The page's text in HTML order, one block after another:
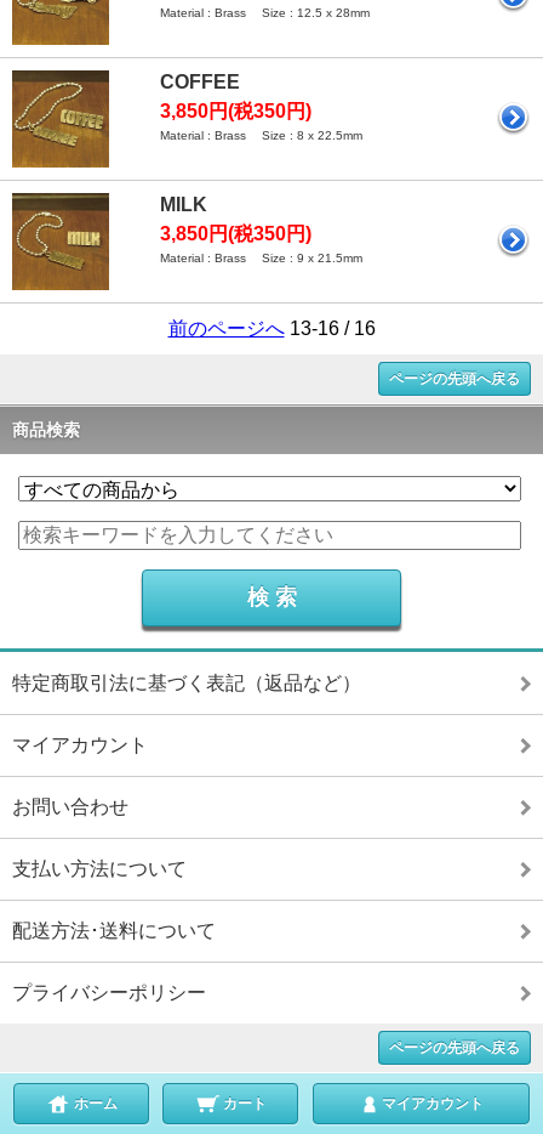
Material : Brass Size : 12.5 x 28mm
COFFEE
3,850円(税350円)
Material : Brass Size : 8 x 22.5mm
MILK
3,850円(税350円)
Material : Brass Size : 9 x 21.5mm
前のページへ13-16 / 16
ページの先頭へ戻る
商品検索
特定商取引法に基づく表記（返品など）
マイアカウント
お問い合わせ
支払い方法について
配送方法･送料について
プライバシーポリシー
ページの先頭へ戻る
ホーム カート マイアカウント